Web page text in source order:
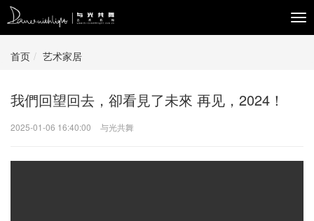
首页 艺术家居
我們回望回去，卻看見了未來 再见，2024！
2025-01-06 16:40:00 与光共舞